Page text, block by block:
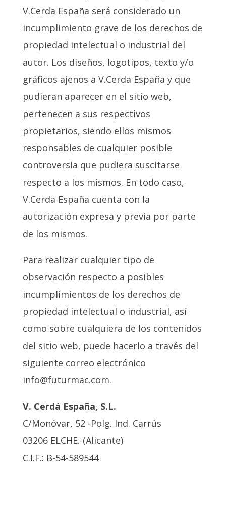
V.Cerda España será considerado un
incumplimiento grave de los derechos de
propiedad intelectual o industrial del
autor. Los diseños, logotipos, texto y/o
gráficos ajenos a V.Cerda España y que
pudieran aparecer en el sitio web,
pertenecen a sus respectivos
propietarios, siendo ellos mismos
responsables de cualquier posible
controversia que pudiera suscitarse
respecto a los mismos. En todo caso,
V.Cerda España cuenta con la
autorización expresa y previa por parte
de los mismos.
Para realizar cualquier tipo de
observación respecto a posibles
incumplimientos de los derechos de
propiedad intelectual o industrial, así
como sobre cualquiera de los contenidos
del sitio web, puede hacerlo a través del
siguiente correo electrónico
info@futurmac.com.
V. Cerdá España, S.L.
C/Monóvar, 52 -Polg. Ind. Carrús
03206 ELCHE.-(Alicante)
C.I.F.: B-54-589544